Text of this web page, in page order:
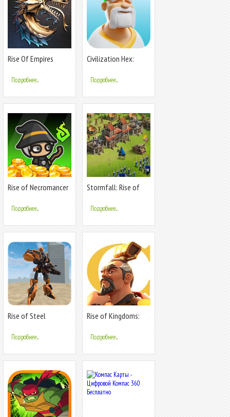
Rise Of Empires
Подробнее...
Civilization Hex:
Подробнее...
Rise of Necromancer
Подробнее...
Stormfall: Rise of
Подробнее...
Rise of Steel
Подробнее...
Rise of Kingdoms:
Подробнее...